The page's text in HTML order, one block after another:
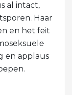
al intact,
Haar
en het feit
en applaus